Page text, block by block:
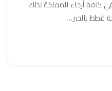
كافة أرجاء المملكة لذلك
قطط بالخبر…